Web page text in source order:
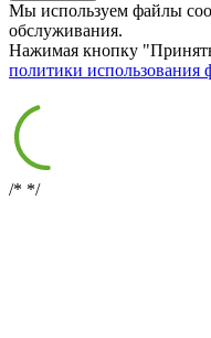
Мы используем файлы
обслуживания.
Нажимая кнопку
политики использования
/* */